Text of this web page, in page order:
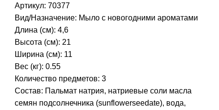
Артикул: 70377
Вид/Назначение: Мыло с новогодними ароматами
Длина (см): 4,6
Высота (см): 21
Ширина (см): 11
Вес (кг): 0.55
Количество предметов: 3
Состав: Пальмат натрия, натриевые соли масла
семян подсолнечника (sunflowerseedate), вода,